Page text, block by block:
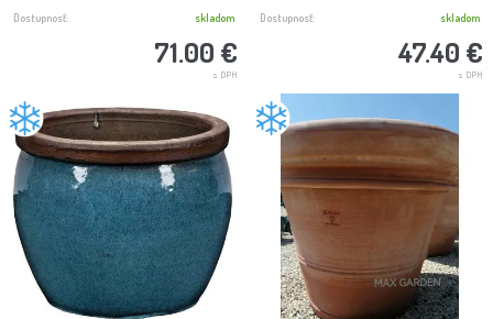
71.00 €
s DPH
Dostupnosť: skladom
47.40 €
s DPH
Dostupnosť: skladom